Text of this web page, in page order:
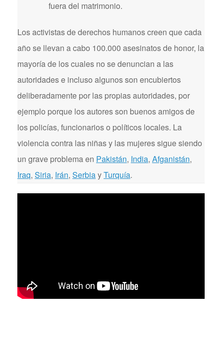
fuera del matrimonio.
Los activistas de derechos humanos creen que cada
año se llevan a cabo 100.000 asesinatos de honor, la
mayoría de los cuales no se denuncian a las
autoridades e incluso algunos son encubiertos
deliberadamente por las propias autoridades, por
ejemplo porque los autores son buenos amigos de
los policías, funcionarios o políticos locales. La
violencia contra las niñas y las mujeres sigue siendo
un grave problema en Pakistán, India, Afganistán,
Iraq, Siria, Irán, SerbiayTurquía.